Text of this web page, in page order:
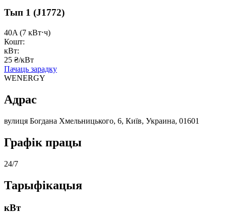
Тып 1 (J1772)
40A (7 кВт⋅ч)
Кошт:
кВт:
25 ₴/кВт
Пачаць зарадку
WENERGY
Адрас
вулиця Богдана Хмельницького, 6, Київ, Украина, 01601
Графік працы
24/7
Тарыфікацыя
кВт